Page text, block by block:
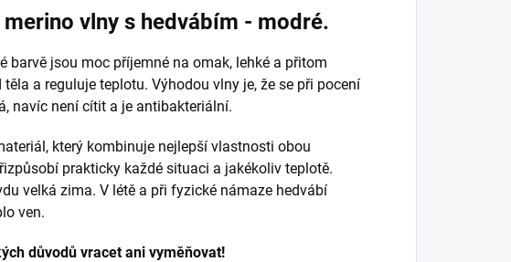
vlny s hedvábím - modré.
barvě jsou moc příjemné na omak, lehké a přitom
a reguluje teplotu. Výhodou vlny je, že se při pocení
navíc není cítit a je antibakteriální.
který kombinuje nejlepší vlastnosti obou
prakticky každé situaci a jakékoliv teplotě.
velká zima. V létě a při fyzické námaze hedvábí
ven.
důvodů vracet ani vyměňovat!